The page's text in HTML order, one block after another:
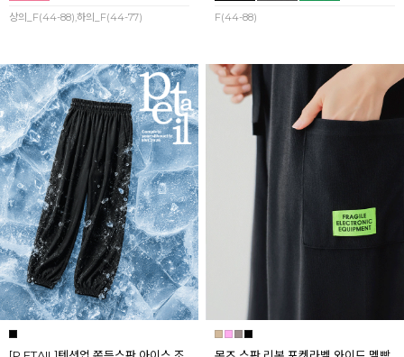
상의_F(44-88),하의_F(44-77) F(44-88)